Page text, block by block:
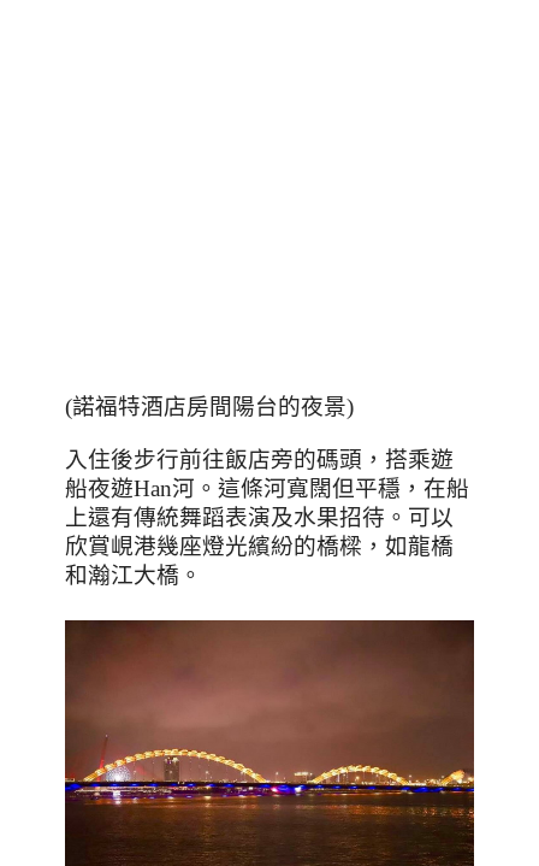
(諾福特酒店房間陽台的夜景)
入住後步行前往飯店旁的碼頭，搭乘遊
船夜遊Han河。這條河寬闊但平穩，在船
上還有傳統舞蹈表演及水果招待。可以
欣賞峴港幾座燈光繽紛的橋樑，如龍橋
和瀚江大橋。